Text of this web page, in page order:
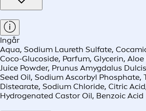
Ingår
Aqua, Sodium Laureth Sulfate,
Coco-Glucoside, Parfum, Glycerin,
Juice Powder, Prunus Amygdalus
Seed Oil, Sodium Ascorbyl Phosphate,
Distearate, Sodium Chloride, Citric
Hydrogenated Castor Oil, Benzoic Acid